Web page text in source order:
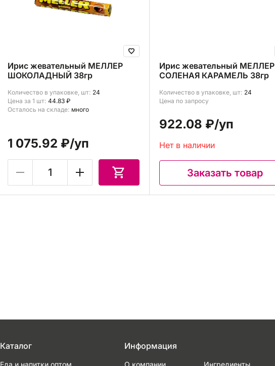
Ирис жевательный МЕЛЛЕР
ШОКОЛАДНЫЙ 38гр
Количество в упаковке, шт: 24
Цена за 1 шт: 44.83 ₽
Осталось на складе: много
1 075.92 ₽/уп
Ирис жевательный МЕЛЛЕР
СОЛЕНАЯ КАРАМЕЛЬ 38гр
Количество в упаковке, шт: 24
Цена по запросу
922.08 ₽/уп
Нет в наличии
Заказать товар
Каталог
Еда и напитки оптом
Информация
О компании Ингредиенты